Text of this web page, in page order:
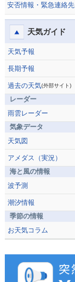
安否情報・緊急連絡先
天気ガイド
天気予報
長期予報
過去の天気(外部サイト)
レーダー
雨雲レーダー
気象データ
天気図
アメダス（実況）
海と風の情報
波予測
潮汐情報
季節の情報
お天気コラム